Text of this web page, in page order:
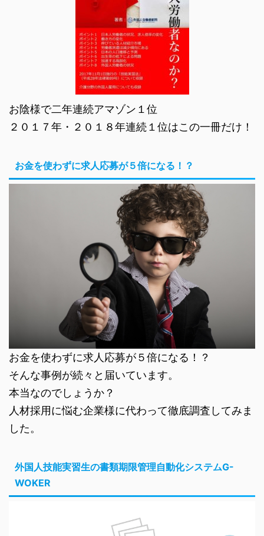
お陰様で二年連続アマゾン１位
２０１７年・２０１８年連続１位はこの一冊だけ！
お金を使わずに求人応募が５倍になる！？
お金を使わずに求人応募が５倍になる！？
そんな事例が続々と届いています。
本当なのでしょうか？
人材採用に悩む企業様に代わって徹底調査してみま
した。
外国人技能実習生の書類期限管理自動化システムG-
WOKER